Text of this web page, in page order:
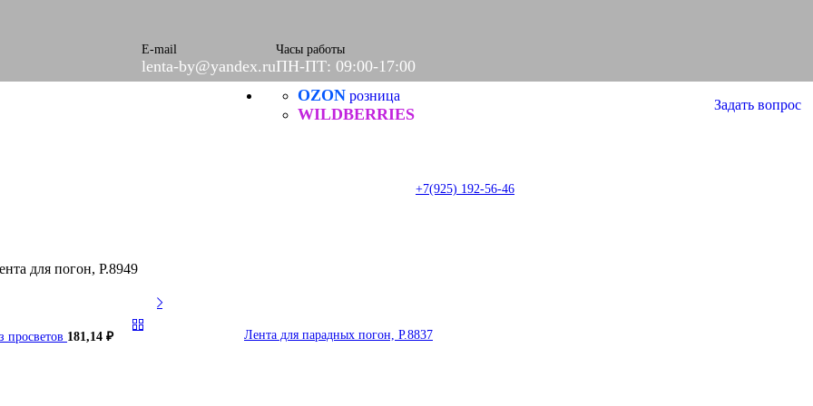
E-mail
lenta-by@yandex.ru
Часы работы
ПН-ПТ: 09:00-17:00
+7(925) 192-56-46
OZON розница
WILDBERRIES
Задать вопрос
для погон, Р.8949
просветов 181,14 ₽ Лента для парадных погон, Р.8837